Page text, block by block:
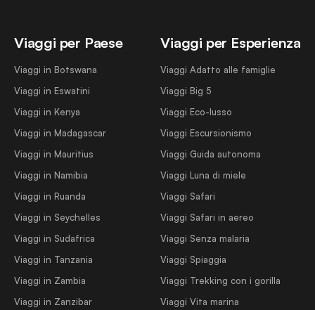
Viaggi per Paese
Viaggi in Botswana
Viaggi in Eswatini
Viaggi in Kenya
Viaggi in Madagascar
Viaggi in Mauritius
Viaggi in Namibia
Viaggi in Ruanda
Viaggi in Seychelles
Viaggi in Sudafrica
Viaggi in Tanzania
Viaggi in Zambia
Viaggi in Zanzibar
Viaggi per Esperienza
Viaggi Adatto alle famiglie
Viaggi Big 5
Viaggi Eco-lusso
Viaggi Escursionismo
Viaggi Guida autonoma
Viaggi Luna di miele
Viaggi Safari
Viaggi Safari in aereo
Viaggi Senza malaria
Viaggi Spiaggia
Viaggi Trekking con i gorilla
Viaggi Vita marina